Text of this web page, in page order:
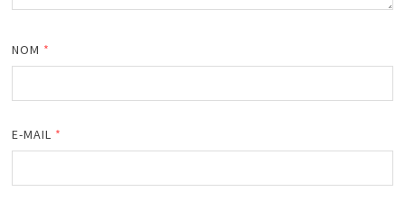
NOM *
E-MAIL *